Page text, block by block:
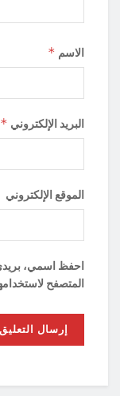
الاسم *
البريد الإلكتروني *
الموقع الإلكتروني
احفظ اسمي، بريدي
المتصفح